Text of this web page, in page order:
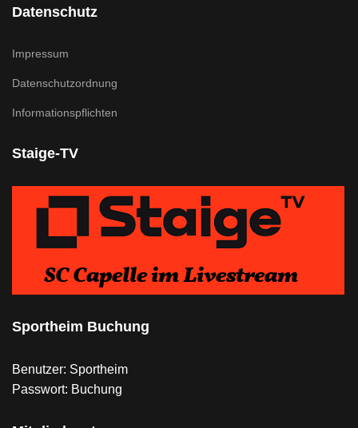
Datenschutz
Impressum
Datenschutzordnung
Informationspflichten
Staige-TV
Sportheim Buchung
Benutzer: Sportheim
Passwort: Buchung